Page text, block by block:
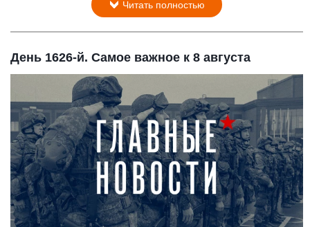
Читать полностью
День 1626-й. Самое важное к 8 августа